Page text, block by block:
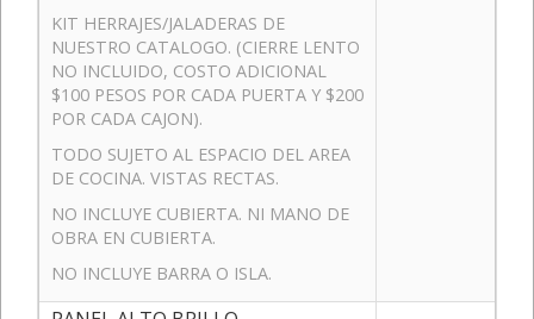
KIT HERRAJES/JALADERAS DE
NUESTRO CATALOGO. (CIERRE LENTO
NO INCLUIDO, COSTO ADICIONAL
$100 PESOS POR CADA PUERTA Y $200
POR CADA CAJON).
TODO SUJETO AL ESPACIO DEL AREA
DE COCINA. VISTAS RECTAS.
NO INCLUYE CUBIERTA. NI MANO DE
OBRA EN CUBIERTA.
NO INCLUYE BARRA O ISLA.